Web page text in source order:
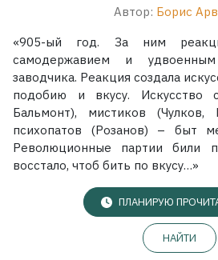
Автор: Борис
«905-ый год. За ним
самодержавием и
заводчика. Реакция создала
подобию и вкусу. Искусство
Бальмонт), мистиков (Чулков,
психопатов (Розанов) – быт
Революционные партии били
восстало, чтоб бить по вкусу…»
ПЛАНИРУЮ
НАЙТИ